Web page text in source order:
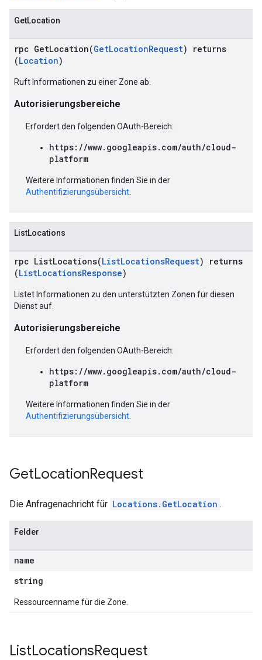
GetLocation
rpc GetLocation(GetLocationRequest) returns
(Location)
Ruft Informationen zu einer Zone ab.
Autorisierungsbereiche
Erfordert den folgenden OAuth-Bereich:
https://www.googleapis.com/auth/cloud-
platform
Weitere Informationen finden Sie in der
Authentifizierungsübersicht
ListLocations
rpc ListLocations(ListLocationsRequest) returns
(ListLocationsResponse)
Listet Informationen zu den unterstützten Zonen für diesen
Dienst auf.
Autorisierungsbereiche
Erfordert den folgenden OAuth-Bereich:
https://www.googleapis.com/auth/cloud-
platform
Weitere Informationen finden Sie in der
Authentifizierungsübersicht
GetLocationRequest
Die Anfragenachricht für Locations.GetLocation .
Felder
name
string
Ressourcenname für die Zone.
ListLocationsRequest